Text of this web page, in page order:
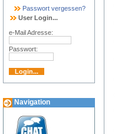
Passwort vergessen?
User Login...
e-Mail Adresse:
Passwort:
Navigation